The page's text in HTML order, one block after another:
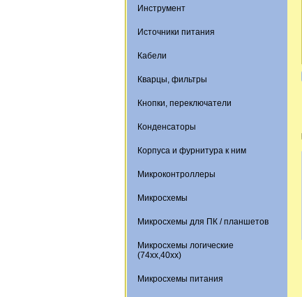
Инструмент
Источники питания
Кабели
Кварцы, фильтры
Кнопки, переключатели
Конденсаторы
Корпуса и фурнитура к ним
Микроконтроллеры
Микросхемы
Микросхемы для ПК / планшетов
Микросхемы логические
(74xx,40xx)
Микросхемы питания